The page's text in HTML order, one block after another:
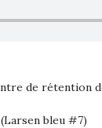
de rétention
bleu #7)